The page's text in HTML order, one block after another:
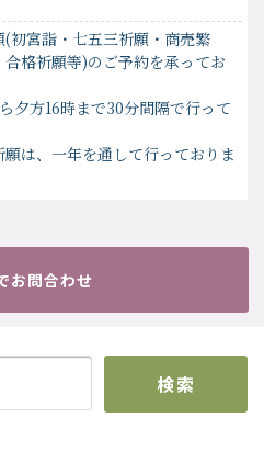
初宮詣・七五三祈願・商売繁
合格祈願等)のご予約を承ってお
夕方16時まで30分間隔で行って
は、一年を通して行っておりま
お問合わせ
検索